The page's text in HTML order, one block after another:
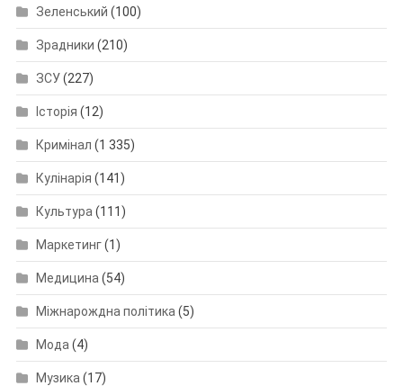
Зеленський (100)
Зрадники (210)
ЗСУ(227)
Історія (12)
Кримінал (1 335)
Кулінарія (141)
Культура (111)
Маркетинг(1)
Медицина (54)
Міжнарождна політика (5)
Мода (4)
Музика (17)